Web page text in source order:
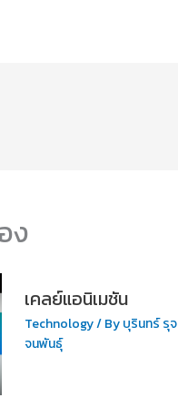
ง
เคลย์แอนิเมชัน
Technology/ Byบุรินทร์ รุจ
จนพันธุ์